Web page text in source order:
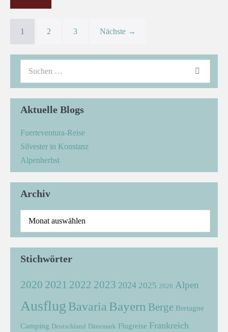
1 2 3 Nächste →
Aktuelle Blogs
Fuerteventura-Reise
Silvester in Konstanz
Alpenherbst
Archiv
Stichwörter
2020 2021 2022 2023 2024 2025 2026 Alpen
Ausflug Bavaria Bayern Berge Bretagne
Camping Deutschland Dänemark Flugreise Frankreich